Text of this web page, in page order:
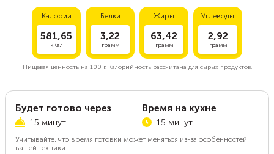
Калории
581,65
кКал
Белки
3,22
грамм
Жиры
63,42
грамм
Углеводы
2,92
грамм
Пищевая ценность на 100 г.Калорийность рассчитана для сырых продуктов.
Будет готово через
15 минут
Время на кухне
15 минут
Учитывайте, что время готовки может меняться из-за особенностей
вашей техники.